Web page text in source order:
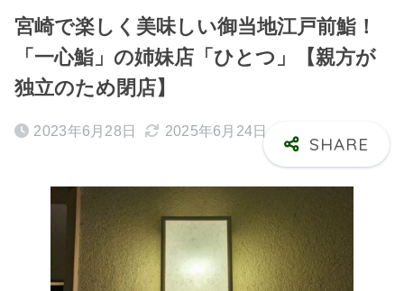
宮崎で楽しく美味しい御当地江戸前鮨！
「一心鮨」の姉妹店「ひとつ」【親方が
独立のため閉店】
2023年6月28日 2025年6月24日